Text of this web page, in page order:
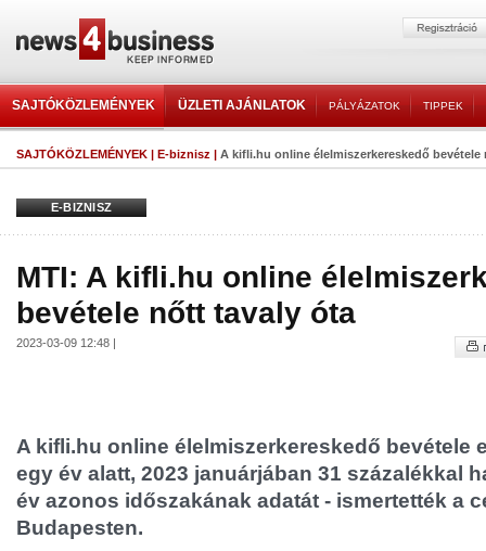
SAJTÓKÖZLEMÉNYEK ÜZLETI AJÁNLATOK PÁLYÁZATOK TIPPEK
SAJTÓKÖZLEMÉNYEK | E-biznisz | A kifli.hu online élelmiszerkereskedő bevétele
E-BIZNISZ
MTI: A kifli.hu online
bevétele nőtt tavaly óta
2023-03-09 12:48 |
A kifli.hu online élelmiszerkereskedő bevétele
egy év alatt, 2023 januárjában 31 százalékkal
év azonos időszakának adatát - ismertették a
Budapesten.